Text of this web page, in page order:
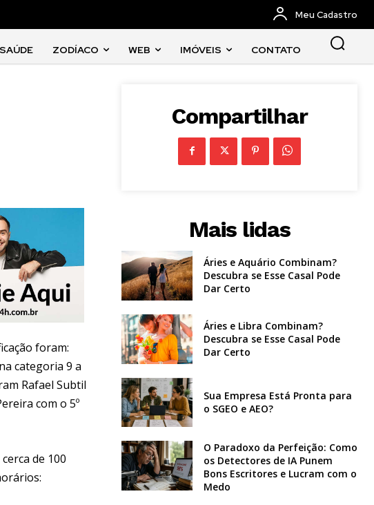
Meu Cadastro
SAÚDE ZODÍACO WEB IMÓVEIS CONTATO
foram:
categoria 9 a
Rafael Subtil
com o 5º
de 100
Compartilhar
Mais lidas
Áries e Aquário Combinam?
Descubra se Esse Casal Pode
Dar Certo
Áries e Libra Combinam?
Descubra se Esse Casal Pode
Dar Certo
Sua Empresa Está Pronta para
o SGEO e AEO?
O Paradoxo da Perfeição: Como
os Detectores de IA Punem
Bons Escritores e Lucram com o
Medo